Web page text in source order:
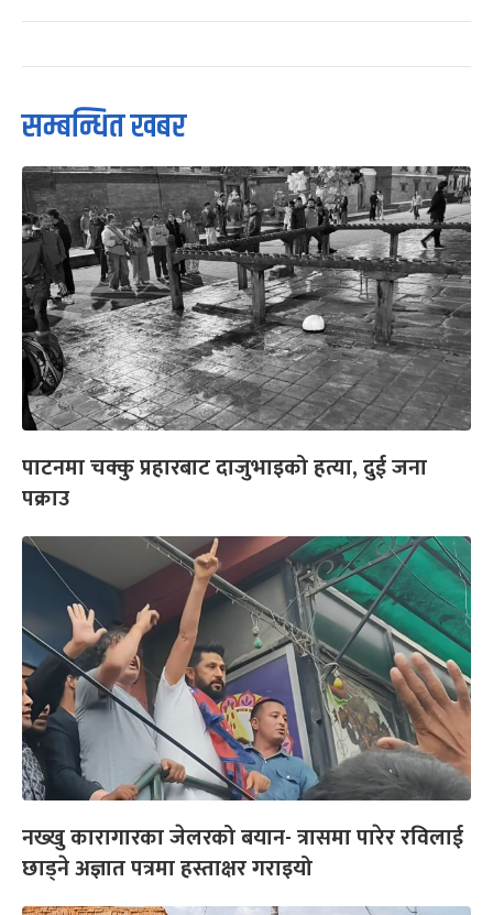
सम्बन्धित खबर
पाटनमा चक्कु प्रहारबाट दाजुभाइको हत्या, दुई जना
पक्राउ
नख्खु कारागारका जेलरको बयान- त्रासमा पारेर रविलाई
छाड्ने अज्ञात पत्रमा हस्ताक्षर गराइयो